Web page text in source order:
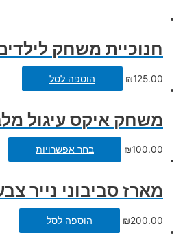
חנוכיית משחק
₪125.00 הוספה לסל
משחק איקס עיגול
₪100.00 בחר אפשרויות
מארז סביבוני נייר
₪200.00 הוספה לסל